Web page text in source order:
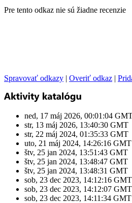
Pre tento odkaz nie sú žiadne recenzie
Spravovať odkazy | Overiť odkaz |
ned, 17 máj 2026, 00:01:04
str, 13 máj 2026, 13:40:30
str, 22 máj 2024, 01:35:33
uto, 21 máj 2024, 14:26:16
štv, 25 jan 2024, 13:51:43
štv, 25 jan 2024, 13:48:47
štv, 25 jan 2024, 13:48:31
sob, 23 dec 2023, 14:12:16
sob, 23 dec 2023, 14:12:07
sob, 23 dec 2023, 14:11:34